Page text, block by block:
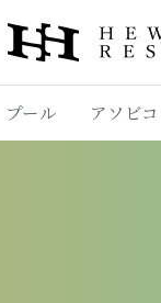
プール アソビ